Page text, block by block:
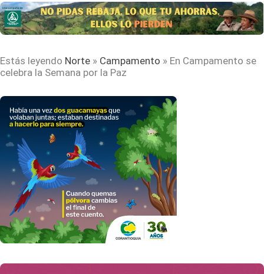
Estás leyendo Norte » Campamento » En Campamento se
celebra la Semana por la Paz